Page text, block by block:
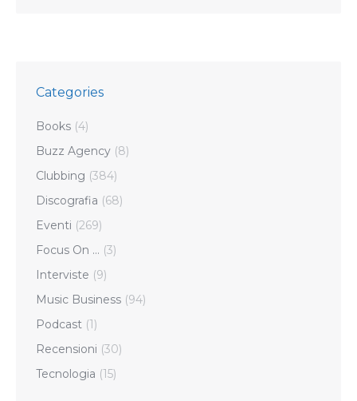
Categories
Books (4)
Buzz Agency (8)
Clubbing (384)
Discografia (68)
Eventi (269)
Focus On … (3)
Interviste (9)
Music Business (94)
Podcast (1)
Recensioni (30)
Tecnologia (15)